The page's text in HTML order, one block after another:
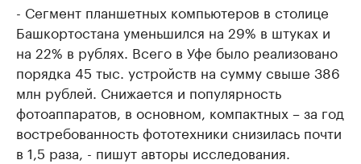
- Сегмент планшетных компьютеров в столице
Башкортостана уменьшился на 29% в штуках и
на 22% в рублях. Всего в Уфе было реализовано
порядка 45 тыс. устройств на сумму свыше 386
млн рублей. Снижается и популярность
фотоаппаратов, в основном, компактных – за год
востребованность фототехники снизилась почти
в 1,5 раза, - пишут авторы исследования.